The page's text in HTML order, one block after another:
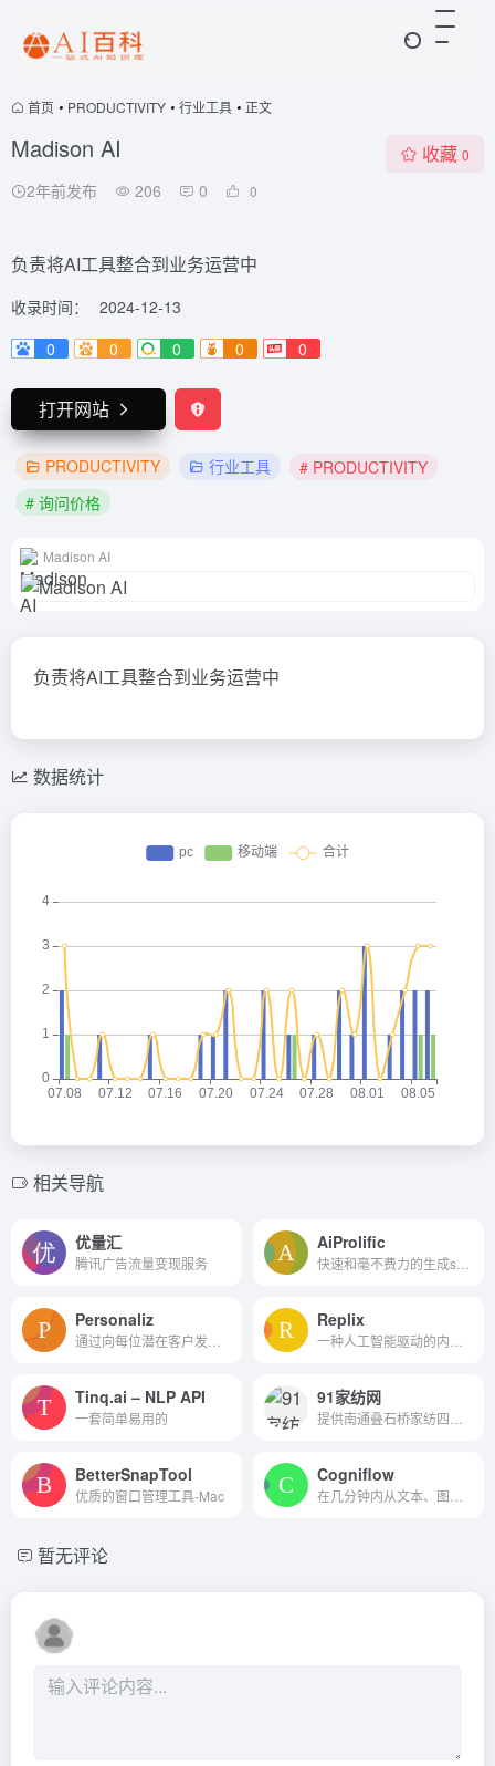
首页 • PRODUCTIVITY • 行业工具 • 正文
Madison AI
2年前发布 206 0 0
收藏 0
负责将AI工具整合到业务运营中
收录时间：
2024-12-13
0
0 0 0 0
打开网站
PRODUCTIVITY 行业工具
# PRODUCTIVITY
# 询问价格
Madison AI
负责将AI工具整合到业务运营中
数据统计
相关导航
优量汇
腾讯广告流量变现服务
AiProlific
Personaliz Replix
Tinq.ai – NLP API
一套简单易用的
91家纺网
BetterSnapTool
优质的窗口管理工具-Mac
Cogniflow
暂无评论